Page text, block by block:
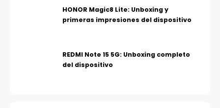
HONOR Magic8 Lite: Unboxing y
primeras impresiones del dispositivo
REDMI Note 15 5G: Unboxing completo
del dispositivo